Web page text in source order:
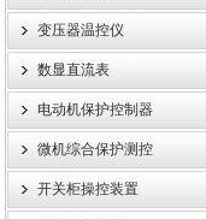
变压器温控仪
数显直流表
电动机保护控制器
微机综合保护测控
开关柜操控装置